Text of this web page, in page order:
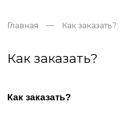
Главная Как заказать?
Как заказать?
Как заказать?